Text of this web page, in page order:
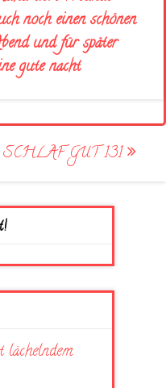
noch einen schönen
und für später
gute nacht
SCHLAF GUT 131